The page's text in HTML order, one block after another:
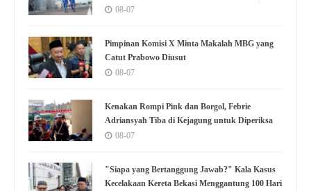
Transisi Energi Berkelanjutan
08-07
Pimpinan Komisi X Minta Makalah MBG yang
Catut Prabowo Diusut
08-07
Kenakan Rompi Pink dan Borgol, Febrie
Adriansyah Tiba di Kejagung untuk Diperiksa
08-07
"Siapa yang Bertanggung Jawab?" Kala Kasus
Kecelakaan Kereta Bekasi Menggantung 100 Hari